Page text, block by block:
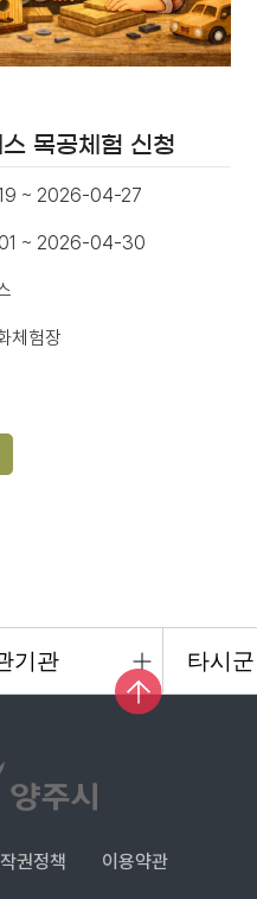
목공체험 신청
~ 2026-04-27
~ 2026-04-30
체험장
권정책 이용약관